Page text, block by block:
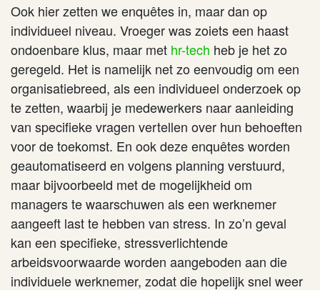
Ook hier zetten we enquêtes in, maar dan op
individueel niveau. Vroeger was zoiets een haast
ondoenbare klus, maar met hr-tech heb je het zo
geregeld. Het is namelijk net zo eenvoudig om een
organisatiebreed, als een individueel onderzoek op
te zetten, waarbij je medewerkers naar aanleiding
van specifieke vragen vertellen over hun behoeften
voor de toekomst. En ook deze enquêtes worden
geautomatiseerd en volgens planning verstuurd,
maar bijvoorbeeld met de mogelijkheid om
managers te waarschuwen als een werknemer
aangeeft last te hebben van stress. In zo’n geval
kan een specifieke, stressverlichtende
arbeidsvoorwaarde worden aangeboden aan die
individuele werknemer, zodat die hopelijk snel weer